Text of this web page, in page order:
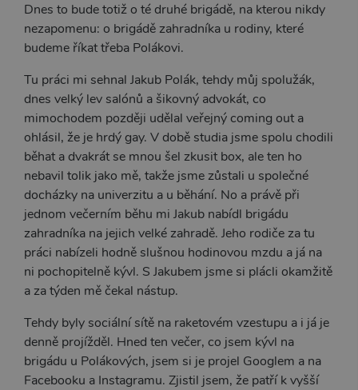
Dnes to bude totiž o té druhé brigádě, na kterou nikdy
nezapomenu: o brigádě zahradníka u rodiny, které
budeme říkat třeba Polákovi.
Tu práci mi sehnal Jakub Polák, tehdy můj spolužák,
dnes velký lev salónů a šikovný advokát, co
mimochodem později udělal veřejný coming out a
ohlásil, že je hrdý gay. V době studia jsme spolu chodili
běhat a dvakrát se mnou šel zkusit box, ale ten ho
nebavil tolik jako mě, takže jsme zůstali u společné
docházky na univerzitu a u běhání. No a právě při
jednom večerním běhu mi Jakub nabídl brigádu
zahradníka na jejich velké zahradě. Jeho rodiče za tu
práci nabízeli hodně slušnou hodinovou mzdu a já na
ni pochopitelně kývl. S Jakubem jsme si plácli okamžitě
a za týden mě čekal nástup.
Tehdy byly sociální sítě na raketovém vzestupu a i já je
denně projížděl. Hned ten večer, co jsem kývl na
brigádu u Polákových, jsem si je projel Googlem a na
Facebooku a Instagramu. Zjistil jsem, že patří k vyšší